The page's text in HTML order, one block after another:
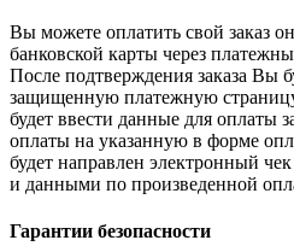
Вы можете оплатить свой заказ
банковской карты через
После подтверждения заказа Вы
защищенную платежную
будет ввести данные для оплаты
оплаты на указанную в форме
будет направлен электронный
и данными по произведенной
Гарантии безопасности